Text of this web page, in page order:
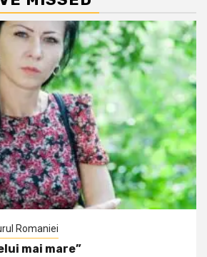
Romaniei
mai mare”